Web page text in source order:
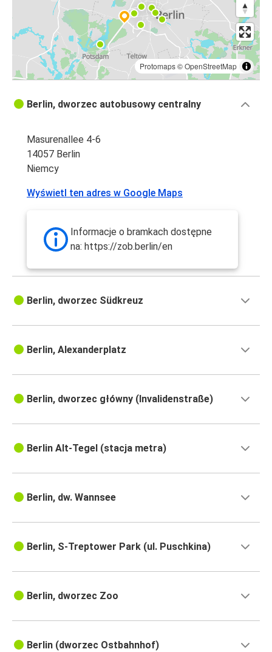
Protomaps©OpenStreetMap
Berlin, dworzec autobusowy centralny
Masurenallee 4-6
14057 Berlin
Niemcy
Wyświetl ten adres w Google Maps
Informacje o bramkach dostępne
na: https://zob.berlin/en
Berlin, dworzec Südkreuz
Berlin, Alexanderplatz
Berlin, dworzec główny (Invalidenstraße)
Berlin Alt-Tegel (stacja metra)
Berlin, dw. Wannsee
Berlin, S-Treptower Park (ul. Puschkina)
Berlin, dworzec Zoo
Berlin (dworzec Ostbahnhof)